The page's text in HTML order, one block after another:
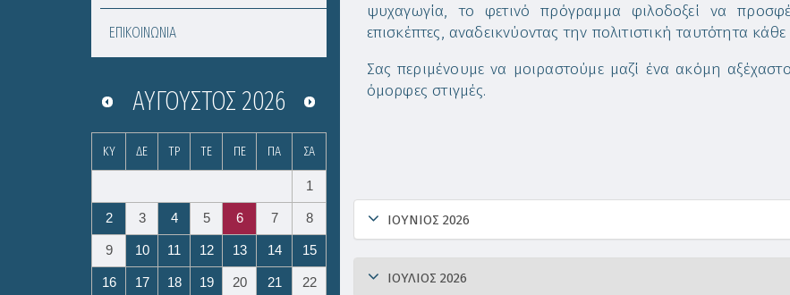
ψυχαγωγία, το φετινό πρόγραμμα φιλοδοξεί να
επισκέπτες, αναδεικνύοντας την πολιτιστική ταυτότητα
Σας περιμένουμε να μοιραστούμε μαζί ένα ακόμη
όμορφες στιγμές.
ΙΟΥΝΙΟΣ 2026
ΙΟΥΛΙΟΣ 2026
ΕΠΙΚΟΙΝΩΝΙΑ
ΑΎΓΟΥΣΤΟΣ 2026
ΚΥ ΔΕ ΤΡ ΤΕ ΠΕ ΠΑ ΣΑ
1
2 3 4 5 6 7 8
9 10 11 12 13 14 15
16 17 18 19 20 21 22